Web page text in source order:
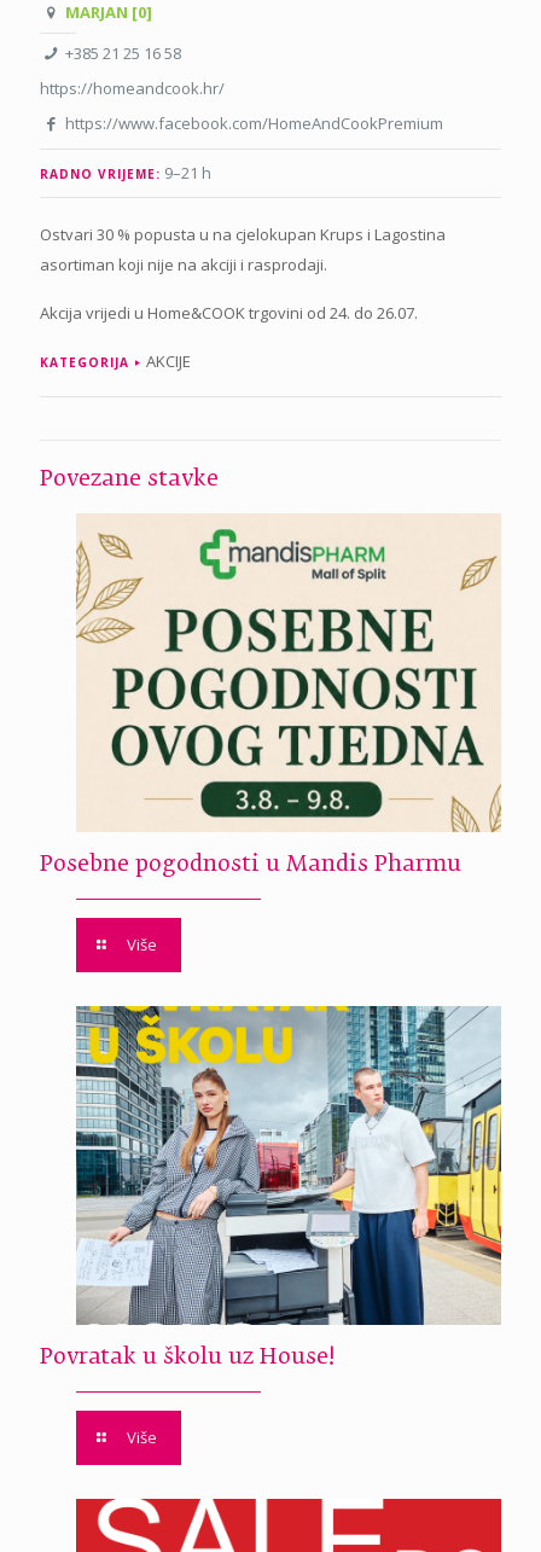
MARJAN [0]
+385 21 25 16 58
https://homeandcook.hr/
https://www.facebook.com/HomeAndCookPremium
RADNO VRIJEME: 9–21 h
Ostvari 30 % popusta u na cjelokupan Krups i Lagostina
asortiman koji nije na akciji i rasprodaji.
Akcija vrijedi u Home&COOK trgovini od 24. do 26.07.
KATEGORIJA AKCIJE
Povezane stavke
Posebne pogodnosti u Mandis Pharmu
Više
Povratak u školu uz House!
Više